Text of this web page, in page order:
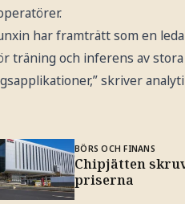
har framträtt som en
träning och inferens av
skriver
BÖRS OCH FINANS
Chipjätten
priserna